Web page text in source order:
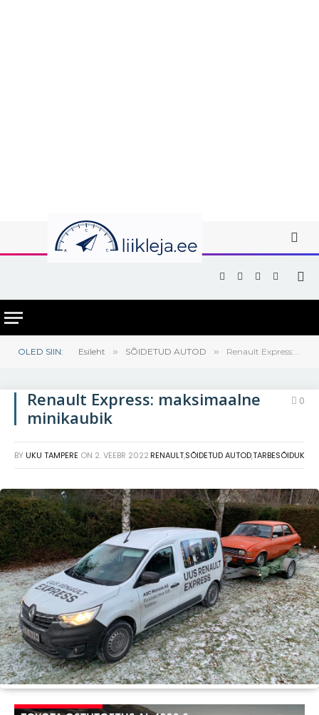
Facebook
X
(Twitter)
Instagram
YouTube
OLED SIIN: Esileht » SÕIDETUD AUTOD » Renault Express: maksimaalne minikaubik
Renault Express: maksimaalne
minikaubik
0
BY UKU TAMPERE ON 2. VEEBR 2022 RENAULT,SÕIDETUD AUTOD,TARBESÕIDUK